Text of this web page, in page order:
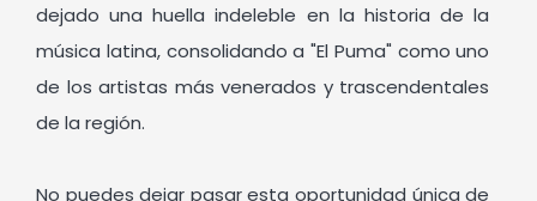
dejado una huella indeleble en la historia de la
música latina, consolidando a "El Puma" como uno
de los artistas más venerados y trascendentales
de la región.
No puedes dejar pasar esta oportunidad única de